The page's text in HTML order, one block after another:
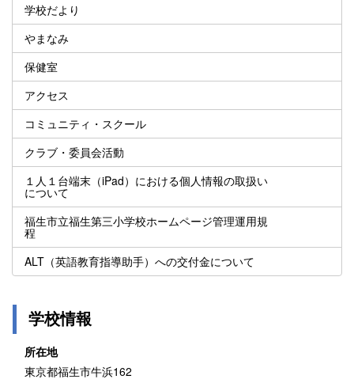
学校だより
やまなみ
保健室
アクセス
コミュニティ・スクール
クラブ・委員会活動
１人１台端末（iPad）における個人情報の取扱い
について
福生市立福生第三小学校ホームページ管理運用規
程
ALT（英語教育指導助手）への交付金について
学校情報
所在地
東京都福生市牛浜162